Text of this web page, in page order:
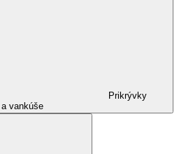
Prikrývky
a vankúše